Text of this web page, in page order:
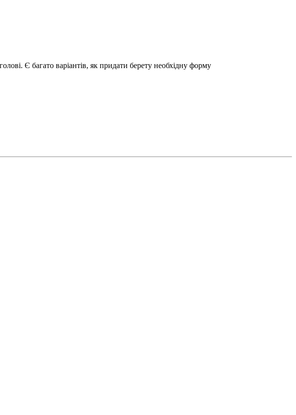
Є багато варіантів, як придати берету необхідну форму